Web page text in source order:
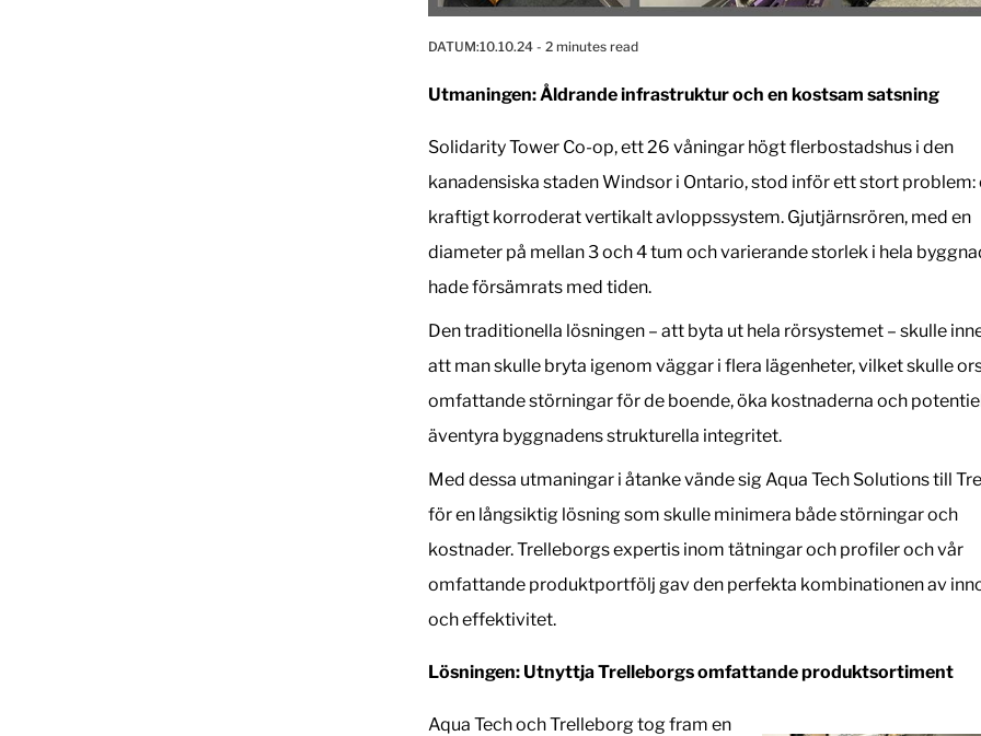
DATUM:10.10.24 - 2 minutes read
Utmaningen: Åldrande infrastruktur och en kostsam satsning
Solidarity Tower Co-op, ett 26 våningar högt flerbostadshus i den
kanadensiska staden Windsor i Ontario, stod inför ett stort problem:
kraftigt korroderat vertikalt avloppssystem. Gjutjärnsrören, med en
diameter på mellan 3 och 4 tum och varierande storlek i hela
hade försämrats med tiden.
Den traditionella lösningen – att byta ut hela rörsystemet – skulle
att man skulle bryta igenom väggar i flera lägenheter, vilket skulle
omfattande störningar för de boende, öka kostnaderna och
äventyra byggnadens strukturella integritet.
Med dessa utmaningar i åtanke vände sig Aqua Tech Solutions till
för en långsiktig lösning som skulle minimera både störningar och
kostnader. Trelleborgs expertis inom tätningar och profiler och vår
omfattande produktportfölj gav den perfekta kombinationen av
och effektivitet.
Lösningen: Utnyttja Trelleborgs omfattande produktsortiment
Aqua Tech och Trelleborg tog fram en